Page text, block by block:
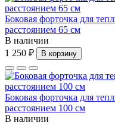
Боковая форточка для
расстоянием 65 см
В наличии
1 250 ₽
В корзину
Боковая форточка для
расстоянием 100 см
В наличии